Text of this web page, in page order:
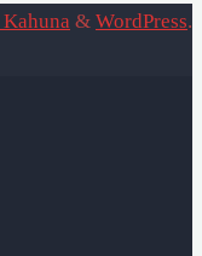
Kahuna & WordPress.